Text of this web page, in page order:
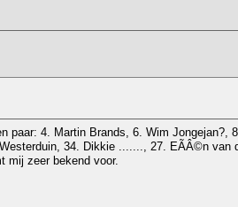
paar: 4. Martin Brands, 6. Wim Jongejan?,
34. Dikkie ......., 27. EÃÂ©n van
mij zeer bekend voor.